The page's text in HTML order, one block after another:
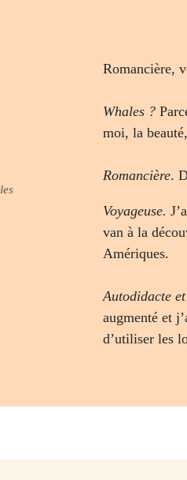
Romancière,
Whales ?
moi, la
Romancière.
Voyageuse.
van à la
Amériques.
Autodidacte
augmenté et
d’utiliser les